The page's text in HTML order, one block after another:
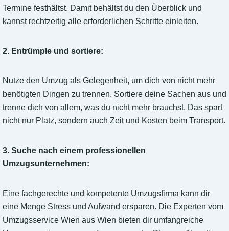
Termine festhältst. Damit behältst du den Überblick und
kannst rechtzeitig alle erforderlichen Schritte einleiten.
2. Entrümple und sortiere:
Nutze den Umzug als Gelegenheit, um dich von nicht mehr
benötigten Dingen zu trennen. Sortiere deine Sachen aus und
trenne dich von allem, was du nicht mehr brauchst. Das spart
nicht nur Platz, sondern auch Zeit und Kosten beim Transport.
3. Suche nach einem professionellen
Umzugsunternehmen:
Eine fachgerechte und kompetente Umzugsfirma kann dir
eine Menge Stress und Aufwand ersparen. Die Experten vom
Umzugsservice Wien aus Wien bieten dir umfangreiche